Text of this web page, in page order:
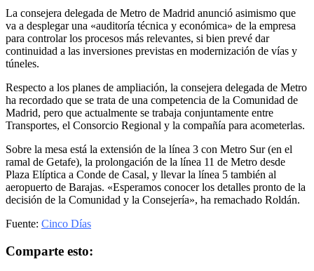
La consejera delegada de Metro de Madrid anunció asimismo que
va a desplegar una «auditoría técnica y económica» de la empresa
para controlar los procesos más relevantes, si bien prevé dar
continuidad a las inversiones previstas en modernización de vías y
túneles.
Respecto a los planes de ampliación, la consejera delegada de Metro
ha recordado que se trata de una competencia de la Comunidad de
Madrid, pero que actualmente se trabaja conjuntamente entre
Transportes, el Consorcio Regional y la compañía para acometerlas.
Sobre la mesa está la extensión de la línea 3 con Metro Sur (en el
ramal de Getafe), la prolongación de la línea 11 de Metro desde
Plaza Elíptica a Conde de Casal, y llevar la línea 5 también al
aeropuerto de Barajas. «Esperamos conocer los detalles pronto de la
decisión de la Comunidad y la Consejería», ha remachado Roldán.
Fuente: Cinco Días
Comparte esto: